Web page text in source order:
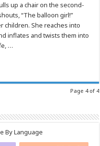
up a chair on the second-
“The balloon girl!”
children. She reaches into
inflates and twists them into
…
Page 4 of 4
By Language